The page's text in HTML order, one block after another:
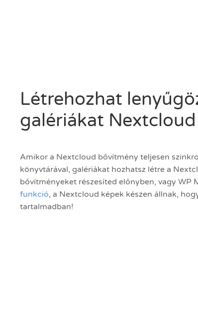
Létrehozhat
galériákat
Amikor a Nextcloud bővítmény teljesen
könyvtárával, galériákat hozhatsz létre a
bővítményeket részesíted előnyben, vagy WP
funkció, a Nextcloud képek készen állnak,
tartalmadban!